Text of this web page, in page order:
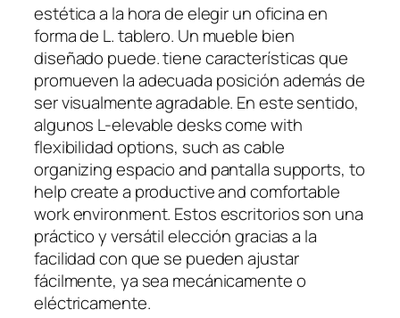
estética a la hora de elegir un oficina en
forma de L. tablero. Un mueble bien
diseñado puede. tiene características que
promueven la adecuada posición además de
ser visualmente agradable. En este sentido,
algunos L-elevable desks come with
flexibilidad options, such as cable
organizing espacio and pantalla supports, to
help create a productive and comfortable
work environment. Estos escritorios son una
práctico y versátil elección gracias a la
facilidad con que se pueden ajustar
fácilmente, ya sea mecánicamente o
eléctricamente.